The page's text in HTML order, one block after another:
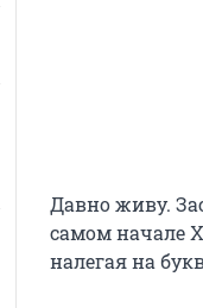
Давно живу.
самом начале
налегая на